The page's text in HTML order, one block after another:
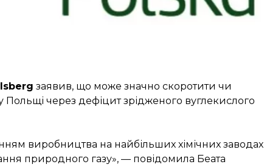
заявив, що може значно скоротити чи
через дефіцит зрідженого вуглекислого
виробництва на найбільших хімічних заводах
природного газу», — повідомила Беата